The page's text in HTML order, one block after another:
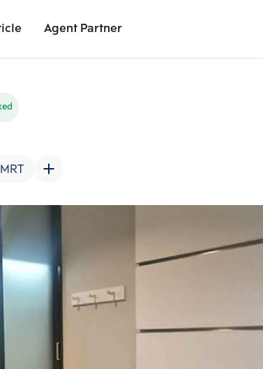
Agent Partner
Unit Details
units
Number 2
Add